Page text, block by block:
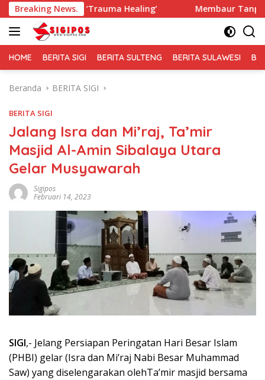
Langsung
ke
konten
Breaking News.
‘Trauma Healing’ Membaur Tanpa Sekat, Fadlin
HOME BERITA SIGI BERITA SULTENG BERITA SULAWESI
Beranda BERITA SIGI
BERITA SIGI
Jalang Isra dan Mi’raj, Ta’mir
Masjid Al-Amin Sibalaya Utara
Gelar Musyawarah
Sigipos
Februari 14, 2023
SIGI,- Jelang Persiapan Peringatan Hari Besar Islam
(PHBI) gelar (Isra dan Mi’raj Nabi Besar Muhammad
Saw) yang diselengarakan olehTa’mir masjid bersama